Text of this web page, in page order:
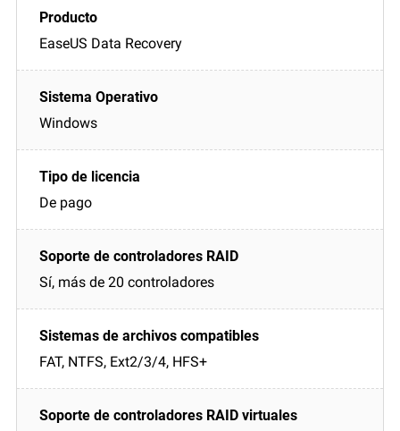
EaseUS Data Recovery
Windows
De pago
Sí, más de 20 controladores
FAT, NTFS, Ext2/3/4, HFS+